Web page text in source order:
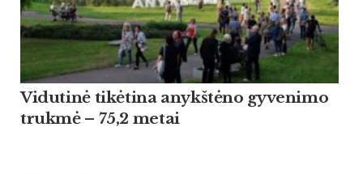
Vidutinė tikėtina anykštėno gyvenimo
trukmė – 75,2 metai